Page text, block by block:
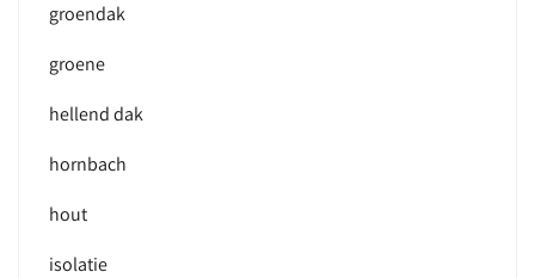
groendak
groene
hellend dak
hornbach
hout
isolatie